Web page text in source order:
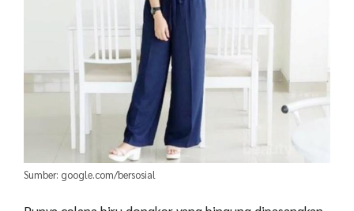
Sumber: google.com/bersosial